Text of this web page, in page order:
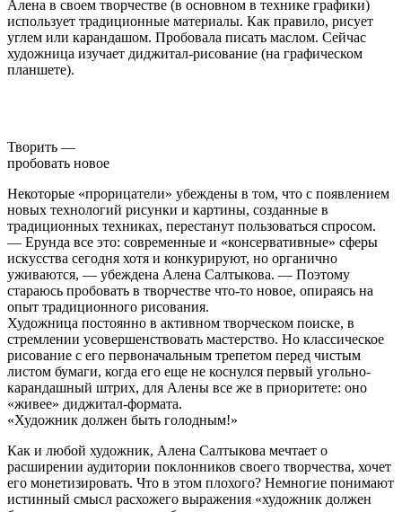
Алена в своем творчестве (в основном в технике графики)
использует традиционные материалы. Как правило, рисует
углем или карандашом. Пробовала писать маслом. Сейчас
художница изучает диджитал-рисование (на графическом
планшете).
Творить —
пробовать новое
Некоторые «прорицатели» убеждены в том, что с появлением
новых технологий рисунки и картины, созданные в
традиционных техниках, перестанут пользоваться спросом.
— Ерунда все это: современные и «консервативные» сферы
искусства сегодня хотя и конкурируют, но органично
уживаются, — убеждена Алена Салтыкова. — Поэтому
стараюсь пробовать в творчестве что-то новое, опираясь на
опыт традиционного рисования.
Художница постоянно в активном творческом поиске, в
стремлении усовершенствовать мастерство. Но классическое
рисование с его первоначальным трепетом перед чистым
листом бумаги, когда его еще не коснулся первый угольно-
карандашный штрих, для Алены все же в приоритете: оно
«живее» диджитал-формата.
«Художник должен быть голодным!»
Как и любой художник, Алена Салтыкова мечтает о
расширении аудитории поклонников своего творчества, хочет
его монетизировать. Что в этом плохого? Немногие понимают
истинный смысл расхожего выражения «художник должен